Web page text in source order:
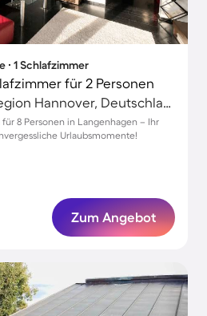
∙ 1 Schlafzimmer
für 2 Personen
Langenhagen, Region Hannover, Deutschland
8 Personen in Langenhagen – Ihr
Urlaubsmomente!
Zum Angebot